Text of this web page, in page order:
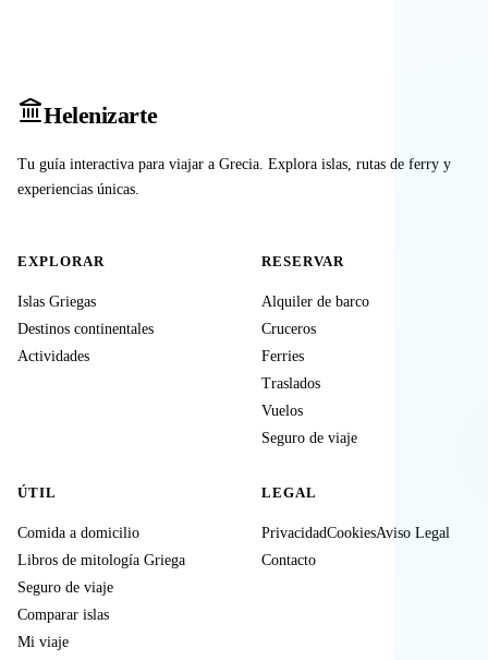
Helenizarte
Tu guía interactiva para viajar a Grecia. Explora islas, rutas de ferry y
experiencias únicas.
EXPLORAR
Islas Griegas
Destinos continentales
Actividades
RESERVAR
Alquiler de barco
Cruceros
Ferries
Traslados
Vuelos
Seguro de viaje
ÚTIL
Comida a domicilio
Libros de mitología Griega
Seguro de viaje
Comparar islas
Mi viaje
LEGAL
PrivacidadCookiesAviso Legal
Contacto